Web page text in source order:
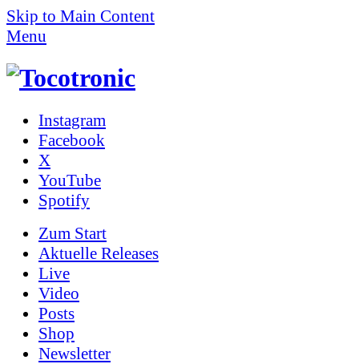
Skip to Main Content
Menu
Instagram
Facebook
X
YouTube
Spotify
Zum Start
Aktuelle Releases
Live
Video
Posts
Shop
News­letter